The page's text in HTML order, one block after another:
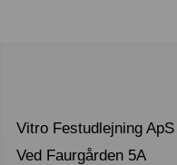
Vitro Festudlejning ApS
Ved Faurgården 5A